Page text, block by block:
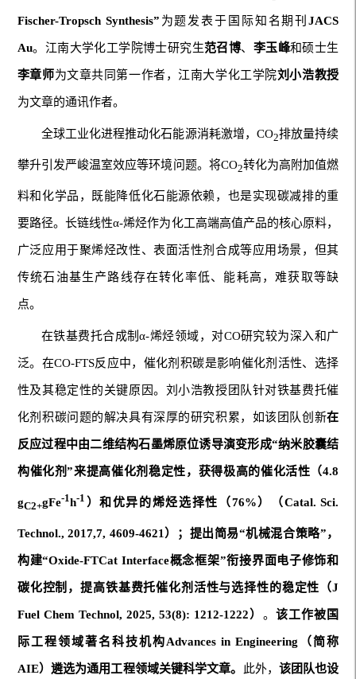
Fischer-Tropsch Synthesis” 为题发表于国际知名期刊JACS
Au。江南大学化工学院博士研究生范召博、 李玉峰和硕士生
李章师为文章共同第一作者，江南大学化工学院刘小浩教授
为文章的通讯作者。
全球工业化进程推动化石能源消耗激增，CO2排放量持续
攀升引发严峻温室效应等环境问题。将CO2转化为高附加值燃
料和化学品，既能降低化石能源依赖，也是实现碳减排的重
要路径。长链线性α-烯烃作为化工高端高值产品的核心原料，
广泛应用于聚烯烃改性、表面活性剂合成等应用场景，但其
传统石油基生产路线存在转化率低、能耗高，难获取等缺
点。
在铁基费托合成制α-烯烃领域，对CO研究较为深入和广
泛。在CO-FTS反应中，催化剂积碳是影响催化剂活性、选择
性及其稳定性的关键原因。刘小浩教授团队针对铁基费托催
化剂积碳问题的解决具有深厚的研究积累，如该团队创新在
反应过程中由二维结构石墨烯原位诱导演变形成“纳米胶囊结
构催化剂”来提高催化剂稳定性，获得极高的催化活性（4.8
gC2+gFe-1h-1 ）和优异的烯烃选择性（76%）（Catal. Sci.
Technol., 2017,7, 4609-4621）；提出简易“机械混合策略”，
构建“Oxide-FTCat Interface概念框架”衔接界面电子修饰和
碳化控制，提高铁基费托催化剂活性与选择性的稳定性 （J
Fuel Chem Technol, 2025, 53(8): 1212-1222） 。 该工作被国
际工程领域著名科技机构Advances in Engineering（简称
AIE）遴选为通用工程领域关键科学文章。 此外， 该团队也设